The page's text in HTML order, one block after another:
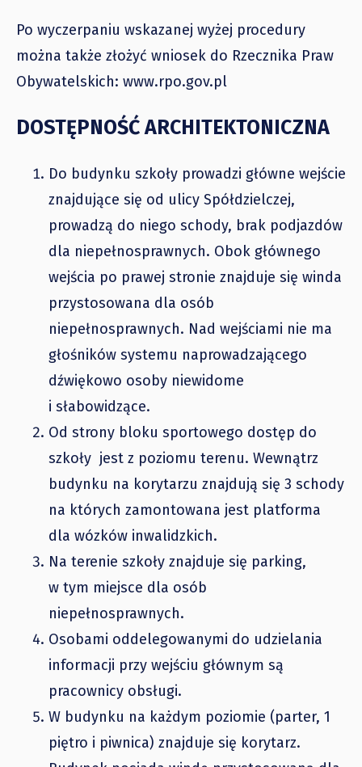
Po wyczerpaniu wskazanej wyżej procedury
można także złożyć wniosek do Rzecznika Praw
Obywatelskich: www.rpo.gov.pl
DOSTĘPNOŚĆ ARCHITEKTONICZNA
Do budynku szkoły prowadzi główne wejście
znajdujące się od ulicy Spółdzielczej,
prowadzą do niego schody, brak podjazdów
dla niepełnosprawnych. Obok głównego
wejścia po prawej stronie znajduje się winda
przystosowana dla osób
niepełnosprawnych. Nad wejściami nie ma
głośników systemu naprowadzającego
dźwiękowo osoby niewidome
i słabowidzące.
Od strony bloku sportowego dostęp do
szkoły jest z poziomu terenu. Wewnątrz
budynku na korytarzu znajdują się 3 schody
na których zamontowana jest platforma
dla wózków inwalidzkich.
Na terenie szkoły znajduje się parking,
w tym miejsce dla osób
niepełnosprawnych.
Osobami oddelegowanymi do udzielania
informacji przy wejściu głównym są
pracownicy obsługi.
W budynku na każdym poziomie (parter, 1
piętro i piwnica) znajduje się korytarz.